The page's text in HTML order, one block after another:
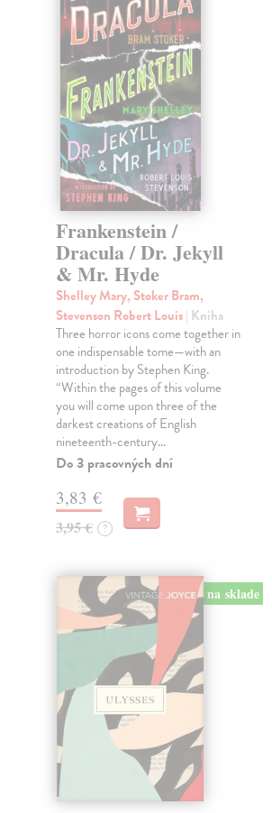
Frankenstein /
Dracula / Dr. Jekyll
& Mr. Hyde
Shelley Mary, Stoker Bram,
Stevenson Robert Louis| Kniha
Three horror icons come together in
one indispensable tome—with an
introduction by Stephen King.
“Within the pages of this volume
you will come upon three of the
darkest creations of English
nineteenth-century…
Do 3 pracovných dní
3,83 €
3,95 € ?
na sklade